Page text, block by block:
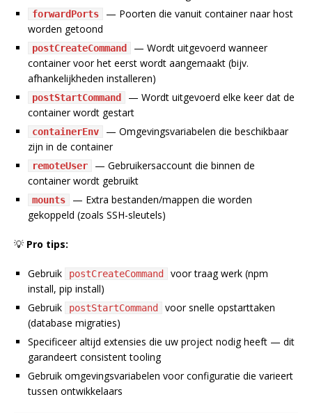
forwardPorts
— Poorten die vanuit container naar host
worden getoond
postCreateCommand
— Wordt uitgevoerd wanneer
container voor het eerst wordt aangemaakt (bijv.
afhankelijkheden installeren)
postStartCommand
— Wordt uitgevoerd elke keer dat de
container wordt gestart
containerEnv
— Omgevingsvariabelen die beschikbaar
zijn in de container
remoteUser
— Gebruikersaccount die binnen de
container wordt gebruikt
mounts
— Extra bestanden/mappen die worden
gekoppeld (zoals SSH-sleutels)
💡 Pro tips:
Gebruik postCreateCommand
voor traag werk (npm
install, pip install)
Gebruik
postStartCommand
voor snelle opstarttaken
(database migraties)
Specificeer altijd extensies die uw project nodig heeft — dit
garandeert consistent tooling
Gebruik omgevingsvariabelen voor configuratie die varieert
tussen ontwikkelaars